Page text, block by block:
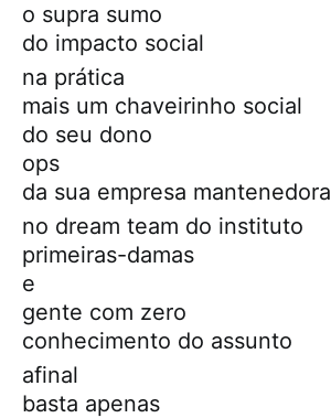
o supra sumo
do impacto social
na prática
mais um chaveirinho social
do seu dono
ops
da sua empresa mantenedora
no dream team do instituto
primeiras-damas
e
gente com zero
conhecimento do assunto
afinal
basta apenas